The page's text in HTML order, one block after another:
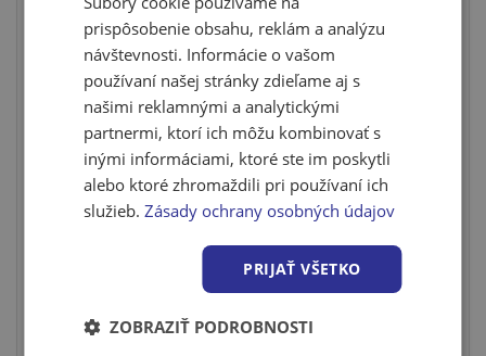
Ceresit hĺbkový penetračný náter CT17 - 2 l
Hlbkový penetračný náter na ošetrenie nasiakavých
podkladov ...
Viac variantov
Viac variantov
prispôsobenie obsahu, reklám a analýzu
návštevnosti. Informácie o vašom
používaní našej stránky zdieľame aj s
našimi reklamnými a analytickými
partnermi, ktorí ich môžu kombinovať s
inými informáciami, ktoré ste im poskytli
alebo ktoré zhromaždili pri používaní ich
služieb.Zásady ochrany osobných údajov
PRIJAŤ VŠETKO
ZOBRAZIŤ PODROBNOSTI